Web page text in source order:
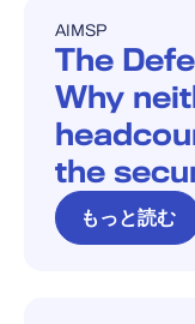
ブログ
AIMSP
The
Why
the
もっと読む